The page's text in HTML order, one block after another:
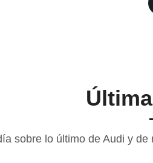
sobre lo último de Audi y